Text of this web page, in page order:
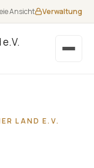
Ansicht Verwaltung
LAND E.V.